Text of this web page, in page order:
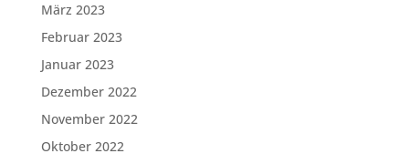
März 2023
Februar 2023
Januar 2023
Dezember 2022
November 2022
Oktober 2022